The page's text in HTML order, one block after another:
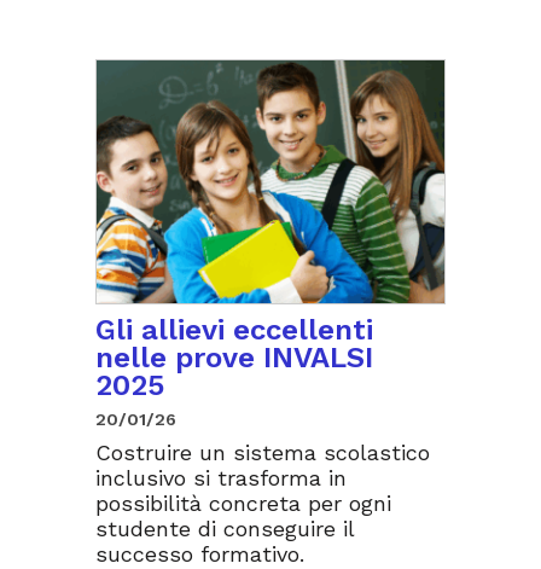
Gli allievi eccellenti
nelle prove INVALSI
2025
20/01/26
Costruire un sistema scolastico
inclusivo si trasforma in
possibilità concreta per ogni
studente di conseguire il
successo formativo.